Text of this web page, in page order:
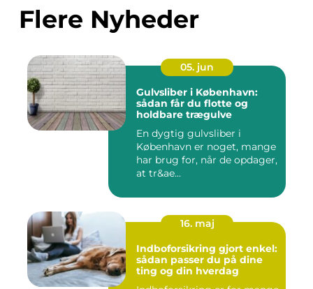
Flere Nyheder
05. jun
Gulvsliber i København:
sådan får du flotte og
holdbare trægulve
En dygtig gulvsliber i
København er noget, mange
har brug for, når de opdager,
at tr&ae...
16. maj
Indboforsikring gjort enkel:
sådan passer du på dine
ting og din hverdag